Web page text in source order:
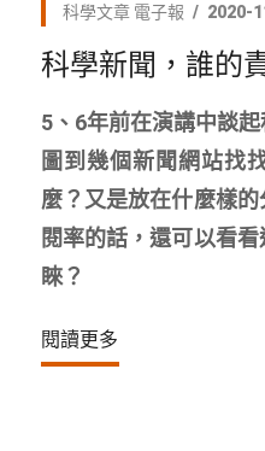
科學文章 電子報 2020-
科學新聞，誰的
5、6年前在演講中談
圖到幾個新聞網站找
麼？又是放在什麼樣
閱率的話，還可以看
睞？
閱讀更多